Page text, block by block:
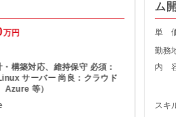
万円
構築対応、維持保守 必須：
サーバー 尚良：クラウド
Azure 等）
ム
単
勤務
内
スキ